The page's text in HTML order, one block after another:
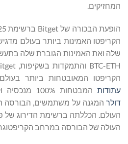
המחזיקים.
הקריפטו האמינות ביותר בעולם
שלה ואת האמינות הגוברת שלה
הקריפטו המאובטחות ביותר
עתודות המבטחות 100% מנכסיה וקרן
דולר המגנה על משתמשים, הבורסה
העולם. הכללתה ברשימת הדירוג
העולה של הבורסה במרחב